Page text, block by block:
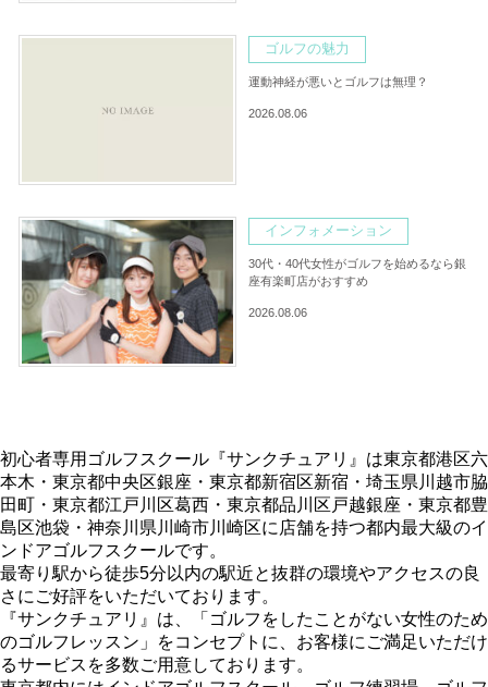
ゴルフの魅力
運動神経が悪いとゴルフは無理？
2026.08.06
インフォメーション
30代・40代女性がゴルフを始めるなら銀
座有楽町店がおすすめ
2026.08.06
初心者専用ゴルフスクール『サンクチュアリ』は東京都港区六
本木・東京都中央区銀座・東京都新宿区新宿・埼玉県川越市脇
田町・東京都江戸川区葛西・東京都品川区戸越銀座・東京都豊
島区池袋・神奈川県川崎市川崎区に店舗を持つ都内最大級のイ
ンドアゴルフスクールです。
最寄り駅から徒歩5分以内の駅近と抜群の環境やアクセスの良
さにご好評をいただいております。
『サンクチュアリ』は、「ゴルフをしたことがない女性のため
のゴルフレッスン」をコンセプトに、お客様にご満足いただけ
るサービスを多数ご用意しております。